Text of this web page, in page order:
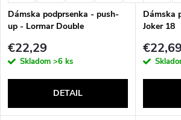
Dámska podprsenka - push-
up - Lormar Double
€22,29
Skladom >6 ks
DETAIL
Dámska
Joker 18
€22,69